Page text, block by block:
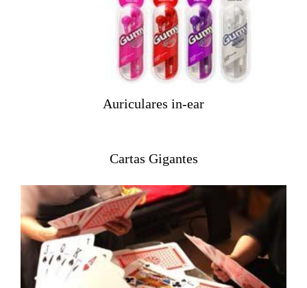
Auriculares in-ear
Cartas Gigantes